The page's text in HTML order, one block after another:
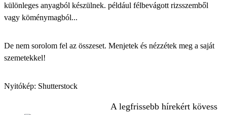
különleges anyagból készülnek. például félbevágott rizsszemből
vagy köménymagból...
De nem sorolom fel az összeset. Menjetek és nézzétek meg a saját
szemetekkel!
Nyitókép: Shutterstock
A legfrissebb hírekért kövess